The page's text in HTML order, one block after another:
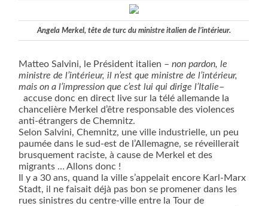
Angela Merkel, tête de turc du ministre italien de l’intérieur.
Matteo Salvini, le Président italien –non pardon, le
ministre de l’intérieur, il n’est que ministre de l’intérieur,
mais on a l’impression que c’est lui qui dirige l’Italie–
accuse donc en direct live sur la télé allemande la
chancelière Merkel d’être responsable des violences
anti-étrangers de Chemnitz.
Selon Salvini, Chemnitz, une ville industrielle, un peu
paumée dans le sud-est de l’Allemagne, se réveillerait
brusquement raciste, à cause de Merkel et des
migrants … Allons donc !
Il y a 30 ans, quand la ville s’appelait encore Karl-Marx
Stadt, il ne faisait déjà pas bon se promener dans les
rues sinistres du centre-ville entre la Tour de